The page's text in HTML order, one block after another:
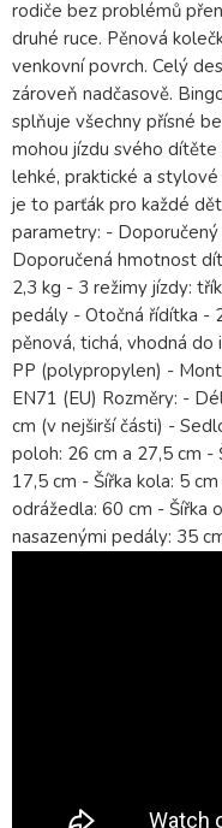
rodiče bez problémů
druhé ruce. Pěnová
venkovní povrch. Celý
zároveň nadčasově.
splňuje všechny přísné
mohou jízdu svého
lehké, praktické a
je to parťák pro každé
parametry: -
Doporučená hmotnost
2,3 kg - 3 režimy jízdy:
pedály - Otočná řídítka -
pěnová, tichá, vhodná
PP (polypropylen) -
EN71 (EU) Rozměry: -
cm (v nejširší části) -
poloh: 26 cm a 27,5 cm -
17,5 cm - Šířka kola: 5
odrážedla: 60 cm - Šířka
nasazenými pedály: 35